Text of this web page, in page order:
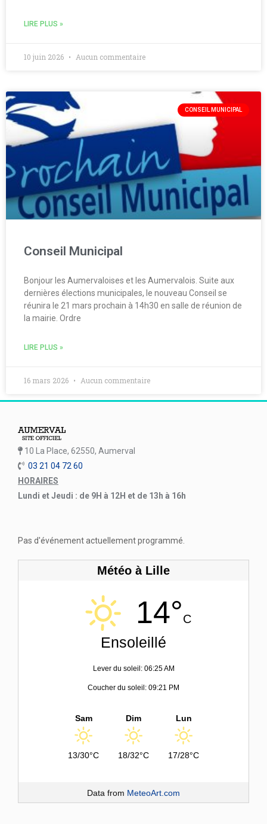
LIRE PLUS »
10 juin 2026 Aucun commentaire
CONSEIL MUNICIPAL
Conseil Municipal
Bonjour les Aumervaloises et les Aumervalois. Suite aux
dernières élections municipales, le nouveau Conseil se
réunira le 21 mars prochain à 14h30 en salle de réunion de
la mairie. Ordre
LIRE PLUS »
16 mars 2026 Aucun commentaire
10 La Place, 62550, Aumerval
03 21 04 72 60
HORAIRES
Lundi et Jeudi : de 9H à 12H et de 13h à 16h
Pas d'événement actuellement programmé.
Météo à Lille
14°C
Ensoleillé
Lever du soleil: 06:25 AM
Coucher du soleil: 09:21 PM
Sam
13/30°C
Dim
18/32°C
Lun
17/28°C
Data from MeteoArt.com